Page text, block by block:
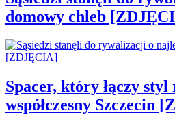
domowy chleb
Spacer, który łączy
współczesny Szczecin